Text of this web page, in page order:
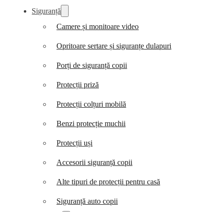
Siguranță
Camere și monitoare video
Opritoare sertare și siguranțe dulapuri
Porți de siguranță copii
Protecții priză
Protecții colțuri mobilă
Benzi protecție muchii
Protecții uși
Accesorii siguranță copii
Alte tipuri de protecții pentru casă
Siguranță auto copii